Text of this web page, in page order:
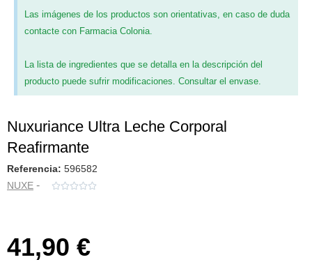
Las imágenes de los productos son orientativas, en caso de duda
contacte con Farmacia Colonia.
La lista de ingredientes que se detalla en la descripción del
producto puede sufrir modificaciones. Consultar el envase.
Nuxuriance Ultra Leche Corporal
Reafirmante
Referencia: 596582
NUXE - 
41,90 €